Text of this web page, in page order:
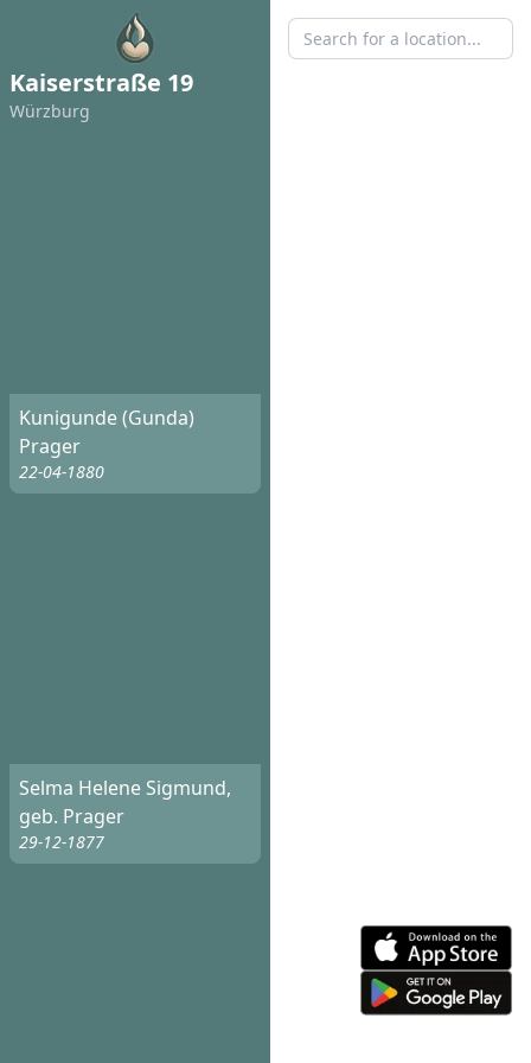
Kaiserstraße 19
Würzburg
Kunigunde (Gunda)
Prager
22-04-1880
Selma Helene Sigmund,
geb. Prager
29-12-1877